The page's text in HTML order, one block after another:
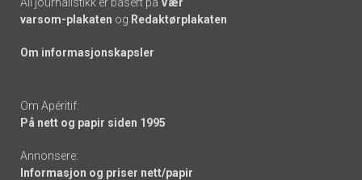
varsom-plakaten og Redaktørplakaten
Om informasjonskapsler
Om Apéritif:
På nett og papir siden 1995
Annonsere:
Informasjon og priser nett/papir